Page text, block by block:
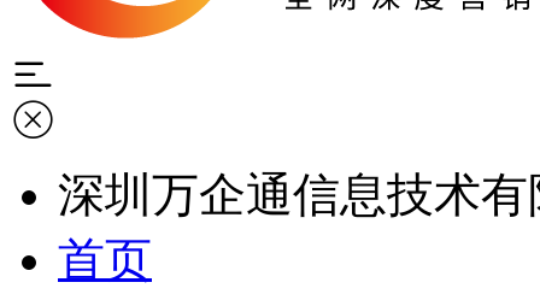
深圳万企通信息技术
首页